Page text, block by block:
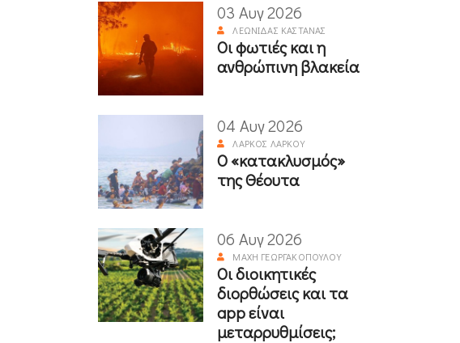
03 Αυγ 2026
ΛΕΩΝΊΔΑΣ ΚΑΣΤΑΝΆΣ
Οι φωτιές και η
ανθρώπινη βλακεία
04 Αυγ 2026
ΛΆΡΚΟΣ ΛΆΡΚΟΥ
Ο «κατακλυσμός»
της Θέουτα
06 Αυγ 2026
ΜΆΧΗ ΓΕΩΡΓΑΚΟΠΟΎΛΟΥ
Οι διοικητικές
διορθώσεις και τα
app είναι
μεταρρυθμίσεις;